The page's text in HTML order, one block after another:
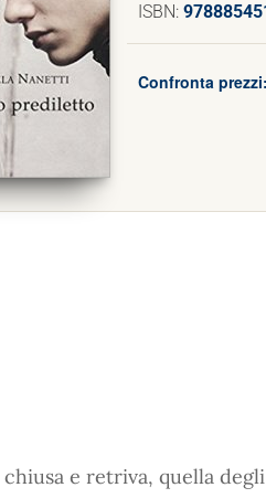
ISBN:
Confronta prezzi:
e retriva, quella